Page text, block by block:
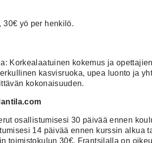
30€ yö per henkilö.
Korkealaatuinen kokemus ja
kasvisruoka, upea luonto ja
kokonaisuuden.
osallistumisesi 30 päivää ennen
14 päivää ennen kurssin alkua
toimistokulun 30€. Frantsilalla on